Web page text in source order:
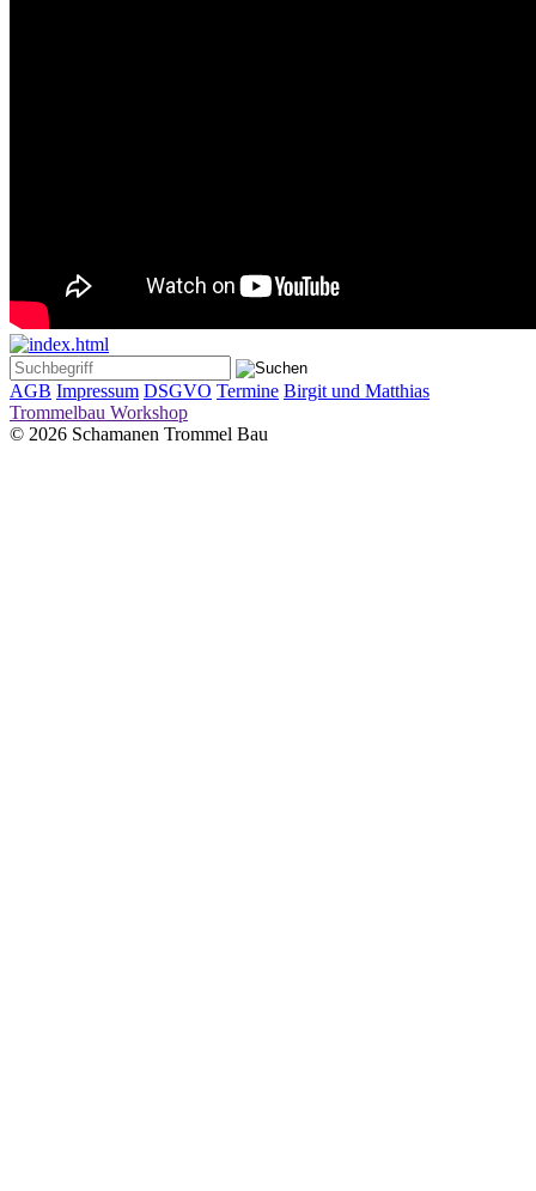
AGB Impressum DSGVO Termine Birgit und Matthias
Trommelbau Workshop
© 2026 Schamanen Trommel Bau